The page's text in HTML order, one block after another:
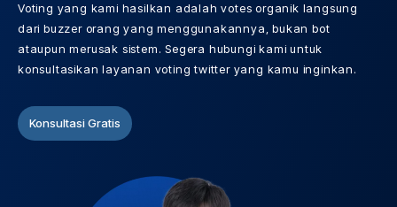
Voting yang kami hasilkan adalah votes organik langsung
dari buzzer orang yang menggunakannya, bukan bot
ataupun merusak sistem. Segera hubungi kami untuk
konsultasikan layanan voting twitter yang kamu inginkan.
Konsultasi Gratis